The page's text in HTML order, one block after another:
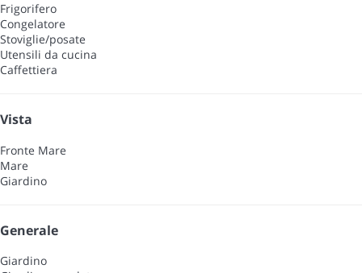
Frigorifero
Congelatore
Stoviglie/posate
Utensili da cucina
Caffettiera
Vista
Fronte Mare
Mare
Giardino
Generale
Giardino